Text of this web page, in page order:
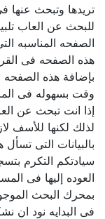
تريدها وتبحث عنها
للبحث عن العاب
الصفحه المناسبه
هذه الصفحه فى
بإضافة هذه الصفحه
وقت بسهوله فى
إذا انت تبحث عن
لذلك لكنها للأسف
بالبيانات التى
سيادتكم التكرم
العوده إليها فى
بمحرك البحث
فى البدايه نود ان